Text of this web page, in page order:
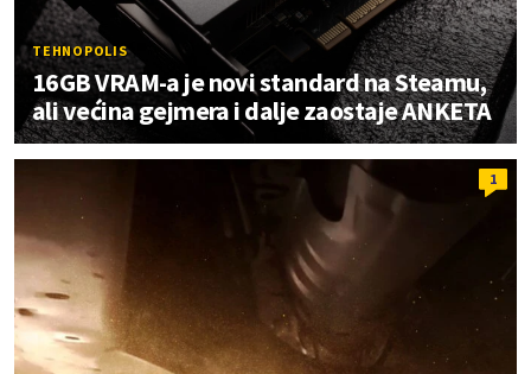
TEHNOPOLIS
16GB VRAM-a je novi standard na Steamu,
ali većina gejmera i dalje zaostaje ANKETA
1